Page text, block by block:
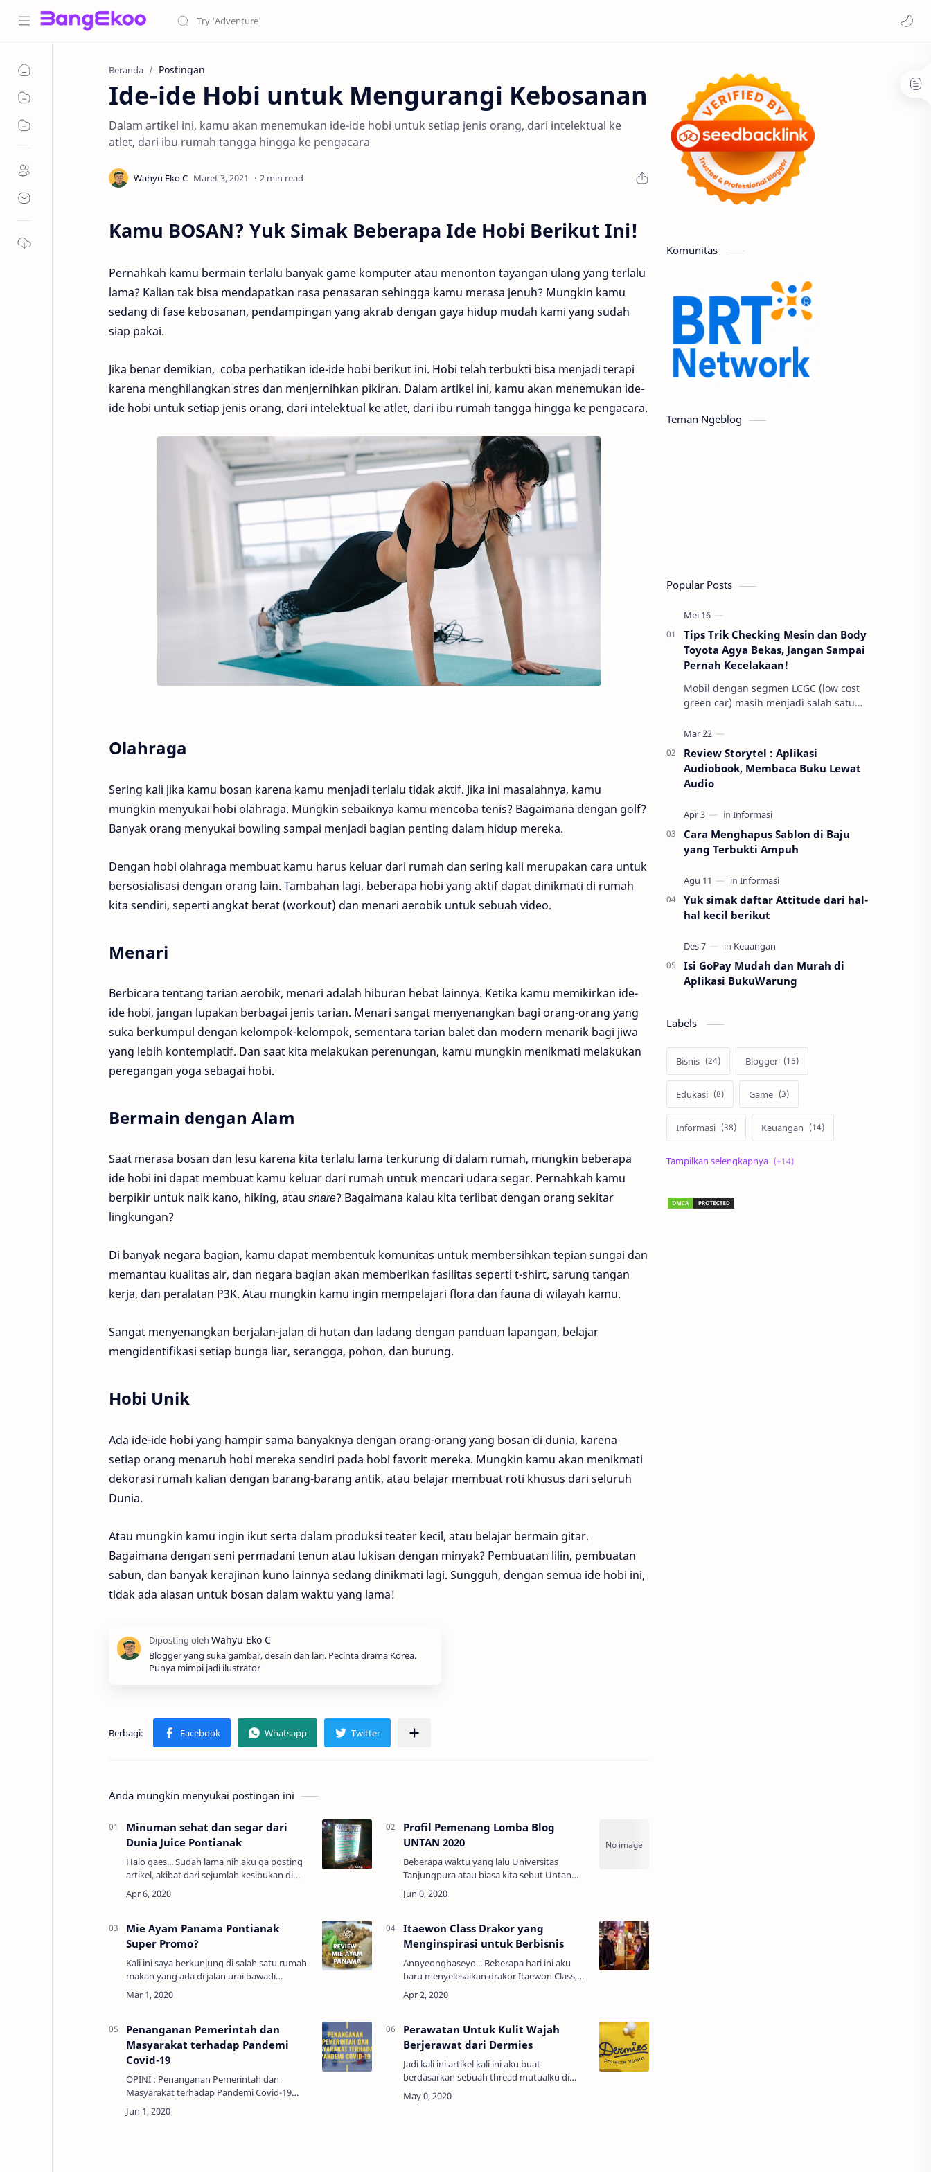
Beranda Postingan
Ide-ide Hobi untuk Mengurangi Kebosanan
Dalam artikel ini, kamu akan menemukan ide-ide hobi untuk setiap jenis orang, dari intelektual ke
atlet, dari ibu rumah tangga hingga ke pengacara
2 min read
Kamu BOSAN? Yuk Simak Beberapa Ide Hobi Berikut Ini!
Pernahkah kamu bermain terlalu banyak game komputer atau menonton tayangan ulang yang terlalu
lama? Kalian tak bisa mendapatkan rasa penasaran sehingga kamu merasa jenuh? Mungkin kamu
sedang di fase kebosanan, pendampingan yang akrab dengan gaya hidup mudah kami yang sudah
siap pakai.
Jika benar demikian, coba perhatikan ide-ide hobi berikut ini. Hobi telah terbukti bisa menjadi terapi
karena menghilangkan stres dan menjernihkan pikiran. Dalam artikel ini, kamu akan menemukan ide-
ide hobi untuk setiap jenis orang, dari intelektual ke atlet, dari ibu rumah tangga hingga ke pengacara.
Olahraga
Sering kali jika kamu bosan karena kamu menjadi terlalu tidak aktif. Jika ini masalahnya, kamu
mungkin menyukai hobi olahraga. Mungkin sebaiknya kamu mencoba tenis? Bagaimana dengan golf?
Banyak orang menyukai bowling sampai menjadi bagian penting dalam hidup mereka.
Dengan hobi olahraga membuat kamu harus keluar dari rumah dan sering kali merupakan cara untuk
bersosialisasi dengan orang lain. Tambahan lagi, beberapa hobi yang aktif dapat dinikmati di rumah
kita sendiri, seperti angkat berat (workout) dan menari aerobik untuk sebuah video.
Menari
Berbicara tentang tarian aerobik, menari adalah hiburan hebat lainnya. Ketika kamu memikirkan ide-
ide hobi, jangan lupakan berbagai jenis tarian. Menari sangat menyenangkan bagi orang-orang yang
suka berkumpul dengan kelompok-kelompok, sementara tarian balet dan modern menarik bagi jiwa
yang lebih kontemplatif. Dan saat kita melakukan perenungan, kamu mungkin menikmati melakukan
peregangan yoga sebagai hobi.
Bermain dengan Alam
Saat merasa bosan dan lesu karena kita terlalu lama terkurung di dalam rumah, mungkin beberapa
ide hobi ini dapat membuat kamu keluar dari rumah untuk mencari udara segar. Pernahkah kamu
berpikir untuk naik kano, hiking, atau snare? Bagaimana kalau kita terlibat dengan orang sekitar
lingkungan?
Di banyak negara bagian, kamu dapat membentuk komunitas untuk membersihkan tepian sungai dan
memantau kualitas air, dan negara bagian akan memberikan fasilitas seperti t-shirt, sarung tangan
kerja, dan peralatan P3K. Atau mungkin kamu ingin mempelajari flora dan fauna di wilayah kamu.
Sangat menyenangkan berjalan-jalan di hutan dan ladang dengan panduan lapangan, belajar
mengidentifikasi setiap bunga liar, serangga, pohon, dan burung.
Hobi Unik
Ada ide-ide hobi yang hampir sama banyaknya dengan orang-orang yang bosan di dunia, karena
setiap orang menaruh hobi mereka sendiri pada hobi favorit mereka. Mungkin kamu akan menikmati
dekorasi rumah kalian dengan barang-barang antik, atau belajar membuat roti khusus dari seluruh
Dunia.
Atau mungkin kamu ingin ikut serta dalam produksi teater kecil, atau belajar bermain gitar.
Bagaimana dengan seni permadani tenun atau lukisan dengan minyak? Pembuatan lilin, pembuatan
sabun, dan banyak kerajinan kuno lainnya sedang dinikmati lagi. Sungguh, dengan semua ide hobi ini,
tidak ada alasan untuk bosan dalam waktu yang lama!
Blogger yang suka gambar, desain dan lari. Pecinta drama Korea.
Punya mimpi jadi ilustrator
Anda mungkin menyukai postingan ini
Minuman sehat dan segar dari
Dunia Juice Pontianak
Halo gaes... Sudah lama nih aku ga posting
artikel, akibat dari sejumlah kesibukan di
dunia nyata (sok-sok an sibuk hehehe).
Ohya saat ini ga terasa kita sudah memasuki
Profil Pemenang Lomba Blog
UNTAN 2020
Beberapa waktu yang lalu Universitas
Tanjungpura atau biasa kita sebut Untan
telah mengadakan sebuah kompetisi blog
tingkat nasional. Yang pesertanya berasal
Mie Ayam Panama Pontianak
Super Promo?
Kali ini saya berkunjung di salah satu rumah
makan yang ada di jalan urai bawadi
pontianak. Saya tertarik kesini setelah
membaca artikel di blog simplyasep.com
Itaewon Class Drakor yang
Menginspirasi untuk Berbisnis
Annyeonghaseyo... Beberapa hari ini aku
baru menyelesaikan drakor Itaewon Class,
berawal dari seringnya melihat postingan
rekomendasi drakor terbaik akhirnya aku
Penanganan Pemerintah dan
Masyarakat terhadap Pandemi
Covid-19
OPINI : Penanganan Pemerintah dan
Masyarakat terhadap Pandemi Covid-19
Perawatan Untuk Kulit Wajah
Berjerawat dari Dermies
Jadi kali ini artikel kali ini aku buat
berdasarkan sebuah thread mutualku di
twitter. Aku tertarik jadikan sebuah tulisan di
Komunitas
Teman Ngeblog
Popular Posts
Tips Trik Checking Mesin dan Body
Toyota Agya Bekas, Jangan Sampai
Pernah Kecelakaan!
Mobil dengan segmen LCGC (low cost
green car) masih menjadi salah satu
Indonesia. Beberapa alasan umum
mereka m…
Review Storytel : Aplikasi
Audiobook, Membaca Buku Lewat
Audio
Cara Menghapus Sablon di Baju
yang Terbukti Ampuh
Yuk simak daftar Attitude dari hal-
hal kecil berikut
Isi GoPay Mudah dan Murah di
Aplikasi BukuWarung
Labels
Bisnis Blogger
Edukasi Game
Informasi Keuangan
Korea Lari